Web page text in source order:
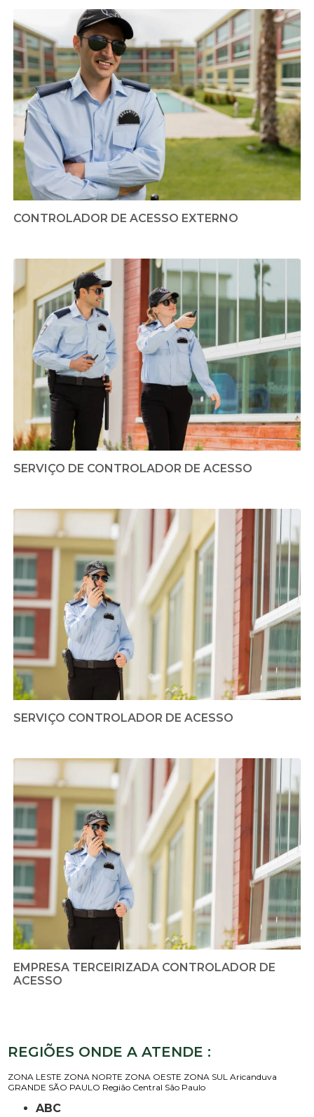
CONTROLADOR DE ACESSO EXTERNO
SERVIÇO DE CONTROLADOR DE ACESSO
SERVIÇO CONTROLADOR DE ACESSO
EMPRESA TERCEIRIZADA CONTROLADOR DE
ACESSO
REGIÕES ONDE A ATENDE :
ZONA LESTE ZONA NORTE ZONA OESTE ZONA SUL Aricanduva
GRANDE SÃO PAULO Região Central São Paulo
ABC